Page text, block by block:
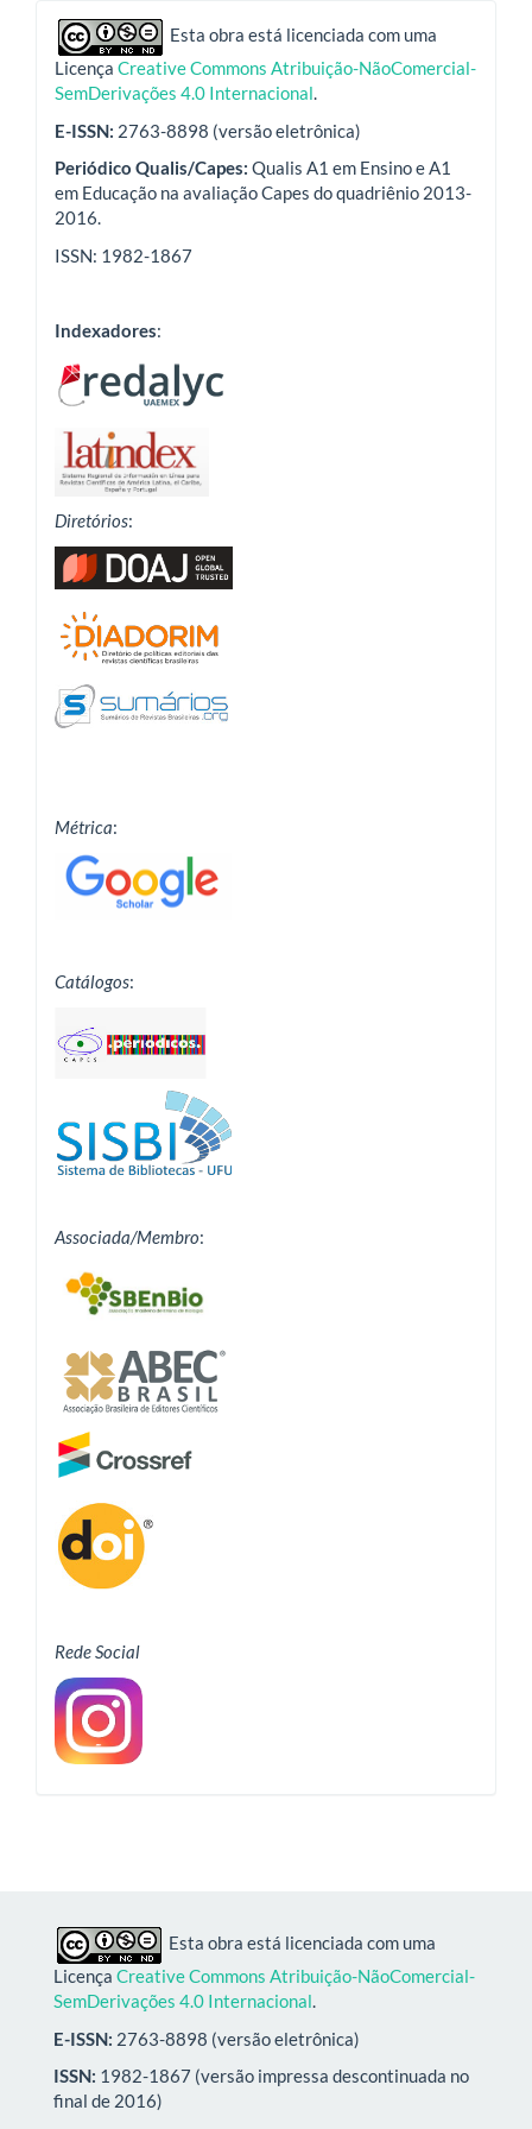
indexadoresEsta obra está licenciada com uma
Licença Creative Commons Atribuição-NãoComercial-
SemDerivações 4.0 Internacional.
E-ISSN: 2763-8898 (versão eletrônica)
Periódico Qualis/Capes: Qualis A1 em Ensino e A1
em Educação na avaliação Capes do quadriênio 2013-
2016.
ISSN: 1982-1867
Indexadores:
Diretórios:
Métrica:
Catálogos:
Associada/Membro:
Rede Social
Esta obra está licenciada com uma
Licença Creative Commons Atribuição-NãoComercial-
SemDerivações 4.0 Internacional.
E-ISSN: 2763-8898 (versão eletrônica)
ISSN: 1982-1867 (versão impressa descontinuada no
final de 2016)